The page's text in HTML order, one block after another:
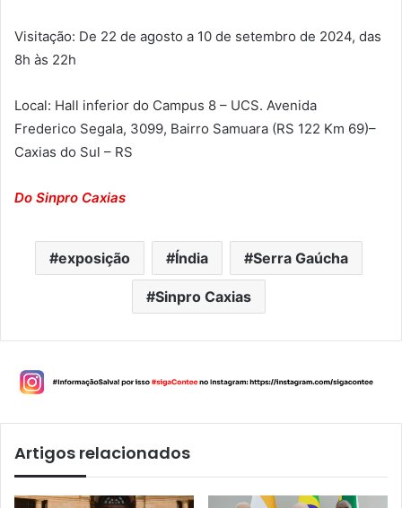
Visitação: De 22 de agosto a 10 de setembro de 2024, das
8h às 22h
Local: Hall inferior do Campus 8 – UCS. Avenida
Frederico Segala, 3099, Bairro Samuara (RS 122 Km 69)–
Caxias do Sul – RS
Do Sinpro Caxias
exposição Índia Serra Gaúcha
Sinpro Caxias
Artigos relacionados